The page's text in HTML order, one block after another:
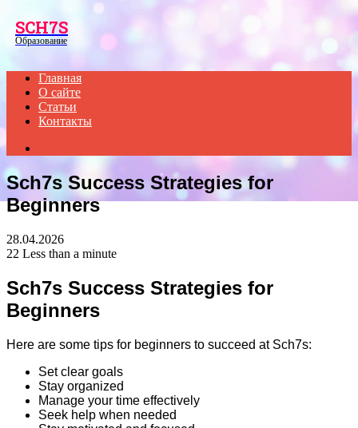
SCH7S
Образование
Главная
О сайте
Статьи
Контакты
Sch7s Success Strategies for
Beginners
28.04.2026
22 Less than a minute
Sch7s Success Strategies for
Beginners
Here are some tips for beginners to succeed at Sch7s:
Set clear goals
Stay organized
Manage your time effectively
Seek help when needed